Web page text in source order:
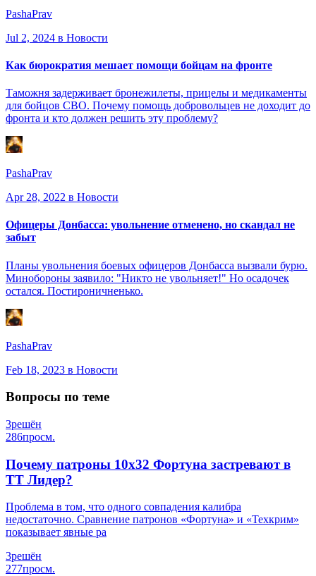
PashaPrav
Jul 2, 2024 в Новости
Как бюрократия мешает помощи бойцам на фронте
Таможня задерживает бронежилеты, прицелы и медикаменты
для бойцов СВО. Почему помощь добровольцев не доходит до
фронта и кто должен решить эту проблему?
PashaPrav
Apr 28, 2022 в Новости
Офицеры Донбасса: увольнение отменено, но скандал не
забыт
Планы увольнения боевых офицеров Донбасса вызвали бурю.
Минобороны заявило: "Никто не увольняет!" Но осадочек
остался. Постироничненько.
PashaPrav
Feb 18, 2023 в Новости
Вопросы по теме
3решён
286просм.
Почему патроны 10х32 Фортуна застревают в
ТТ Лидер?
Проблема в том, что одного совпадения калибра
недостаточно. Сравнение патронов «Фортуна» и «Техкрим»
показывает явные ра
3решён
277просм.